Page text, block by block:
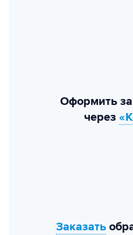
Оформить
через
Заказать